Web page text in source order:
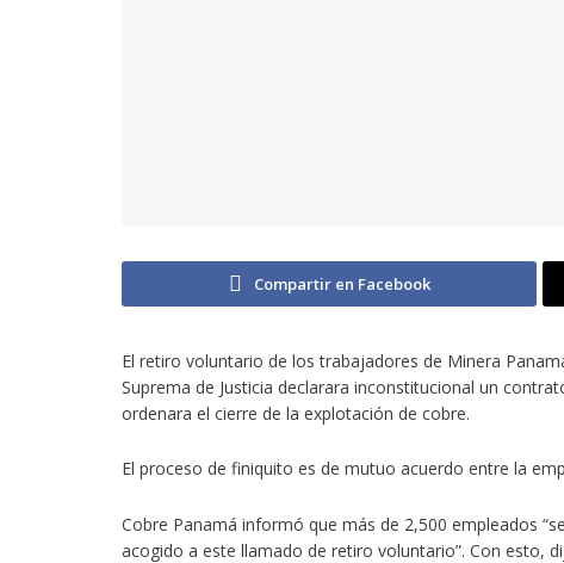
Compartir en Facebook
El retiro voluntario de los trabajadores de Minera
Suprema de Justicia declarara inconstitucional un
ordenara el cierre de la explotación de cobre.
El proceso de finiquito es de mutuo acuerdo entre la
Cobre Panamá informó que más de 2,500 empleados
acogido a este llamado de retiro voluntario”. Con esto,